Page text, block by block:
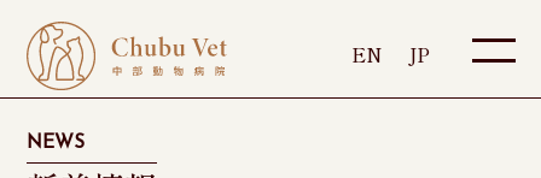
NEWS
EN JP